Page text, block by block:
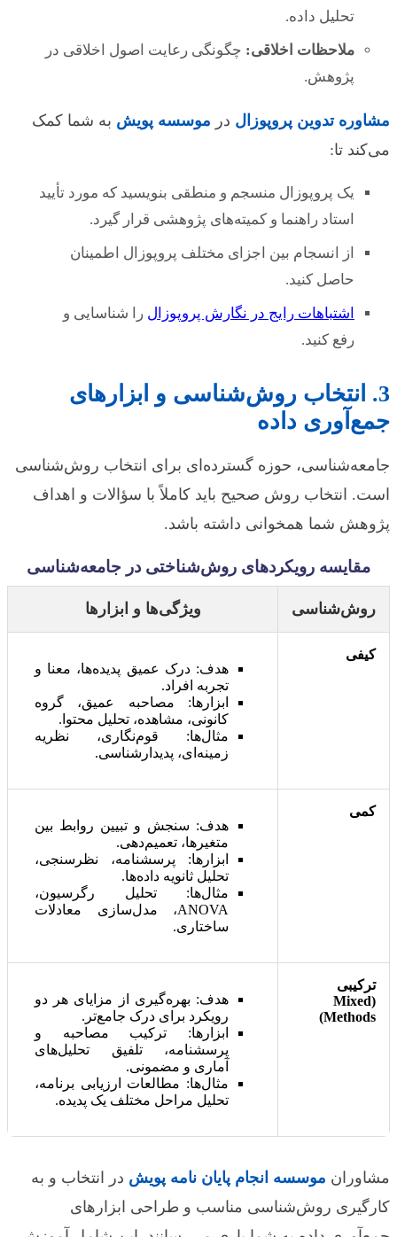
تحلیل داده.
ملاحظات اخلاقی: چگونگی رعایت اصول اخلاقی در
پژوهش.
مشاوره تدوین پروپوزال در موسسه پویش به شما کمک
می‌کند تا:
یک پروپوزال منسجم و منطقی بنویسید که مورد تأیید
استاد راهنما و کمیته‌های پژوهشی قرار گیرد.
از انسجام بین اجزای مختلف پروپوزال اطمینان
حاصل کنید.
اشتباهات رایج در نگارش پروپوزال را شناسایی و
رفع کنید.
3. انتخاب روش‌شناسی و ابزارهای
جمع‌آوری داده
جامعه‌شناسی، حوزه گسترده‌ای برای انتخاب روش‌شناسی
است. انتخاب روش صحیح باید کاملاً با سؤالات و اهداف
پژوهش شما همخوانی داشته باشد.
مقایسه رویکردهای روش‌شناختی در جامعه‌شناسی
روش‌شناسی ویژگی‌ها و ابزارها
کیفی
هدف: درک عمیق پدیده‌ها، معنا و
تجربه افراد.
ابزارها: مصاحبه عمیق، گروه
کانونی، مشاهده، تحلیل محتوا.
مثال‌ها: قوم‌نگاری، نظریه
زمینه‌ای، پدیدارشناسی.
کمی
هدف: سنجش و تبیین روابط بین
متغیرها، تعمیم‌دهی.
ابزارها: پرسشنامه، نظرسنجی،
تحلیل ثانویه داده‌ها.
مثال‌ها: تحلیل رگرسیون،
ANOVA، مدل‌سازی معادلات
ساختاری.
ترکیبی
(Mixed
Methods)
هدف: بهره‌گیری از مزایای هر دو
رویکرد برای درک جامع‌تر.
ابزارها: ترکیب مصاحبه و
پرسشنامه، تلفیق تحلیل‌های
آماری و مضمونی.
مثال‌ها: مطالعات ارزیابی برنامه،
تحلیل مراحل مختلف یک پدیده.
مشاوران موسسه انجام پایان نامه پویش در انتخاب و به
کارگیری روش‌شناسی مناسب و طراحی ابزارهای